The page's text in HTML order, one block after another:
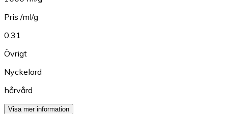
Pris /ml/g
0.31
Övrigt
Nyckelord
hårvård
Visa mer information